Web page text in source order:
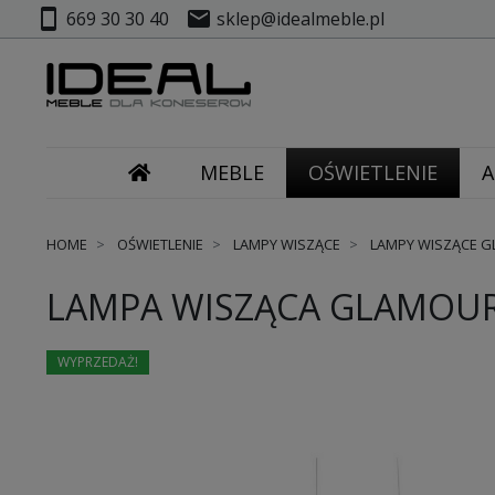
smartphone 669 30 30 40 mail sklep@idealmeble.pl
MEBLE OŚWIETLENIE
HOME OŚWIETLENIE LAMPY WISZĄCE LAMPY WISZĄCE
LAMPA WISZĄCA
WYPRZEDAŻ!